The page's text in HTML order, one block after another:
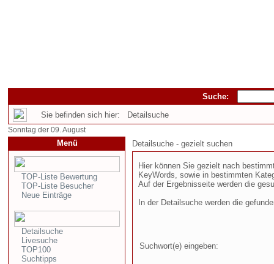
Suche:
Sie befinden sich hier: Detailsuche
Sonntag der 09. August
Menü
TOP-Liste Bewertung
TOP-Liste Besucher
Neue Einträge
Detailsuche
Livesuche
TOP100
Suchtipps
Detailsuche - gezielt suchen
Hier können Sie gezielt nach
KeyWords, sowie in bestimmten
Auf der Ergebnisseite werden die
In der Detailsuche werden die
Suchwort(e) eingeben: